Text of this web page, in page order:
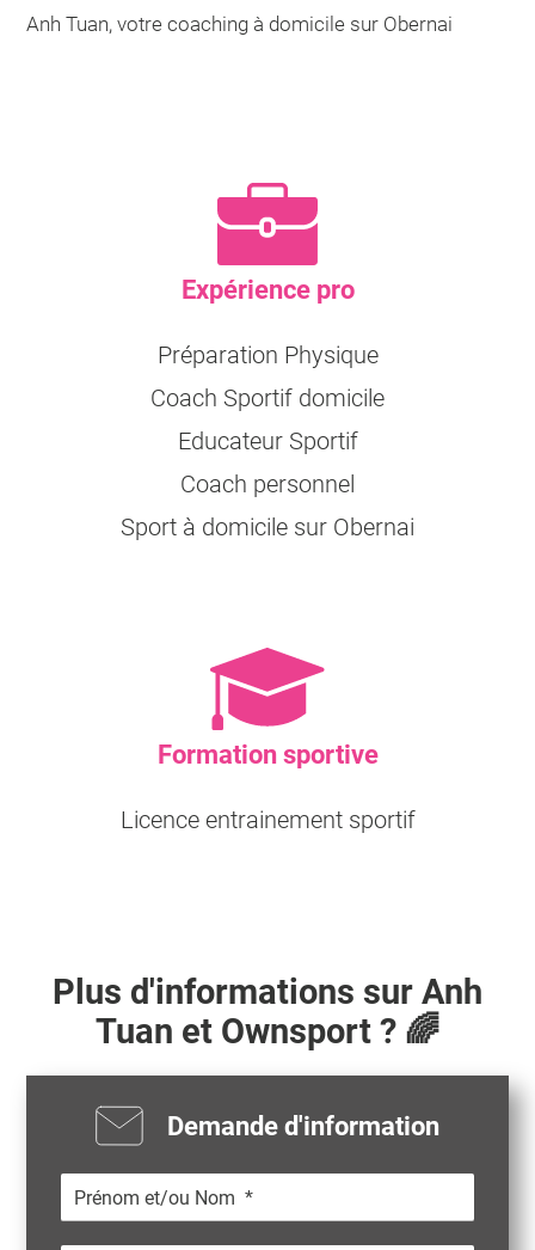
Anh Tuan, votre coaching à domicile sur Obernai
Expérience pro
Préparation Physique
Coach Sportif domicile
Educateur Sportif
Coach personnel
Sport à domicile sur Obernai
Formation sportive
Licence entrainement sportif
Plus d'informations sur Anh
Tuan et Ownsport ? 🌈
Demande d'information